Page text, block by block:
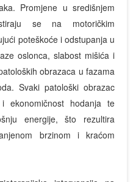
Promjene u središnjem
se na motoričkim
poteškoće i odstupanja u
oslonca, slabost mišića i
obrazaca u fazama
Svaki patološki obrazac
ekonomičnost hodanja te
energije, što rezultira
brzinom i kraćom